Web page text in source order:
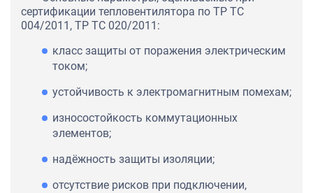
сертификации тепловентилятора по ТР ТС
004/2011, ТР ТС 020/2011:
класс защиты от поражения электрическим
током;
устойчивость к электромагнитным помехам;
износостойкость коммутационных
элементов;
надёжность защиты изоляции;
отсутствие рисков при подключении,